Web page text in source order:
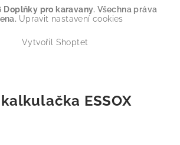
Doplňky pro karavany. Všechna práva
Upravit nastavení cookies
Vytvořil Shoptet
ESSOX